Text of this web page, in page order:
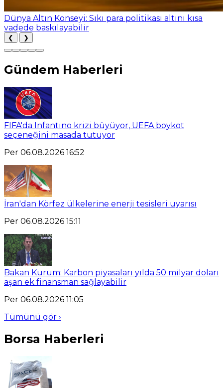
Dünya Altın Konseyi: Sıkı para politikası altını kısa
vadede baskılayabilir
❮ ❯
Gündem Haberleri
FIFA'da Infantino krizi büyüyor, UEFA boykot
seçeneğini masada tutuyor
Per 06.08.2026 16:52
İran'dan Körfez ülkelerine enerji tesisleri uyarısı
Per 06.08.2026 15:11
Bakan Kurum: Karbon piyasaları yılda 50 milyar doları
aşan ek finansman sağlayabilir
Per 06.08.2026 11:05
Tümünü gör ›
Borsa Haberleri